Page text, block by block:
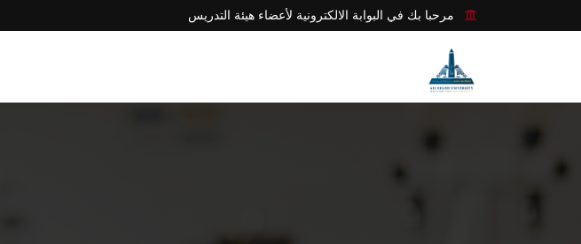
مرحبا بك في البوابة الالكترونية لأعضاء هيئة التدريس